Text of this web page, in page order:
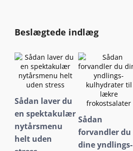
Beslægtede indlæg
Sådan laver du
en spektakulær
nytårsmenu
helt uden
Sådan
forvandler du
dine yndlings-